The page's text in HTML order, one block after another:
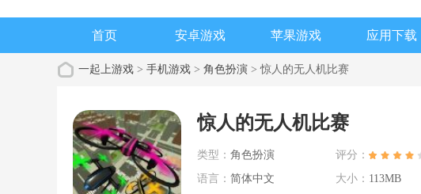
首页 安卓游戏 苹果游戏 应用下载
一起上游戏 > 手机游戏 > 角色扮演 > 惊人的无人机比赛
惊人的无人机比赛
类型： 角色扮演 评分：
语言： 简体中文 大小： 113MB